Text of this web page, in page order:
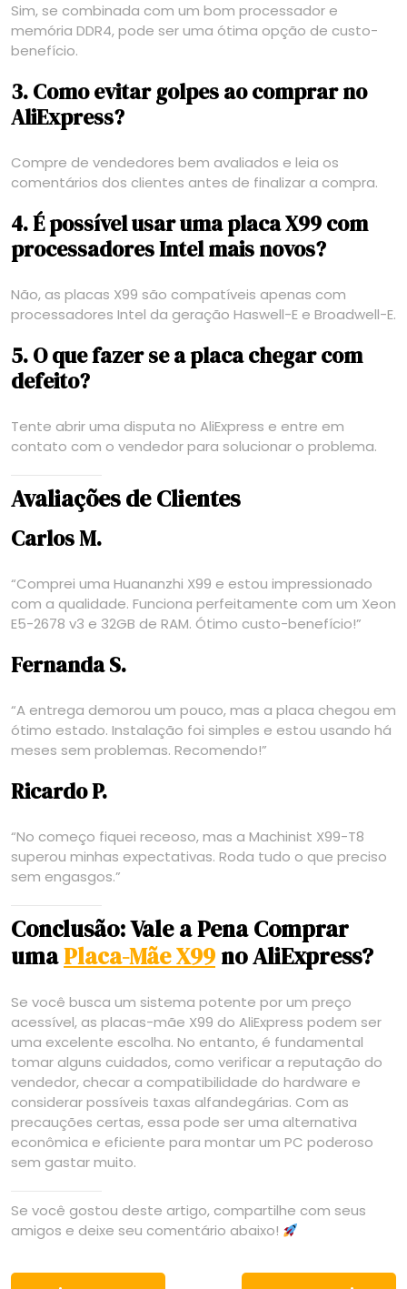
Sim, se combinada com um bom processador e
memória DDR4, pode ser uma ótima opção de custo-
benefício.
3. Como evitar golpes ao comprar no
AliExpress?
Compre de vendedores bem avaliados e leia os
comentários dos clientes antes de finalizar a compra.
4. É possível usar uma placa X99 com
processadores Intel mais novos?
Não, as placas X99 são compatíveis apenas com
processadores Intel da geração Haswell-E e Broadwell-E.
5. O que fazer se a placa chegar com
defeito?
Tente abrir uma disputa no AliExpress e entre em
contato com o vendedor para solucionar o problema.
Avaliações de Clientes
Carlos M.
“Comprei uma Huananzhi X99 e estou impressionado
com a qualidade. Funciona perfeitamente com um Xeon
E5-2678 v3 e 32GB de RAM. Ótimo custo-benefício!”
Fernanda S.
“A entrega demorou um pouco, mas a placa chegou em
ótimo estado. Instalação foi simples e estou usando há
meses sem problemas. Recomendo!”
Ricardo P.
“No começo fiquei receoso, mas a Machinist X99-T8
superou minhas expectativas. Roda tudo o que preciso
sem engasgos.”
Conclusão: Vale a Pena Comprar
umaPlaca-Mãe X99 no AliExpress?
Se você busca um sistema potente por um preço
acessível, as placas-mãe X99 do AliExpress podem ser
uma excelente escolha. No entanto, é fundamental
tomar alguns cuidados, como verificar a reputação do
vendedor, checar a compatibilidade do hardware e
considerar possíveis taxas alfandegárias. Com as
precauções certas, essa pode ser uma alternativa
econômica e eficiente para montar um PC poderoso
sem gastar muito.
Se você gostou deste artigo, compartilhe com seus
amigos e deixe seu comentário abaixo!
Navegação